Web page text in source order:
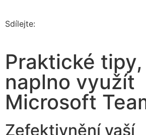
Sdílejte:
Praktické
naplno využít
Microsoft
Zefektivnění vaší